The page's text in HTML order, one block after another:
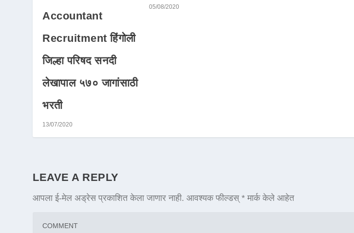
Accountant
Recruitment हिंगोली
जिल्हा परिषद सनदी
लेखापाल ५७० जागांसाठी
भरती
13/07/2020
05/08/2020
LEAVE A REPLY
आपला ई-मेल अड्रेस प्रकाशित केला जाणार नाही. आवश्यक फील्डस्* मार्क केले आहेत